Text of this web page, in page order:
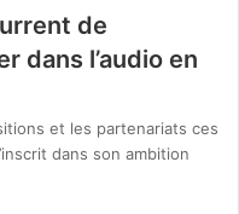
de
dans l’audio en
et les partenariats ces
dans son ambition